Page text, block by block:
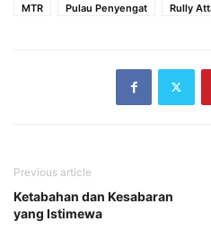
MTR
Pulau Penyengat Rully
Previous article
Ketabahan dan Kesabaran
yang Istimewa